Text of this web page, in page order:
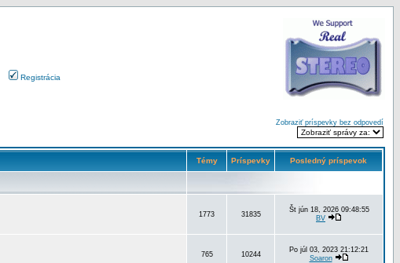
Registrácia
Zobraziť príspevky bez odpovedí
Témy Príspevky Posledný príspevok
1773 31835
Št jún 18, 2026 09:48:55
BV
765 10244
Po júl 03, 2023 21:12:21
Soaron